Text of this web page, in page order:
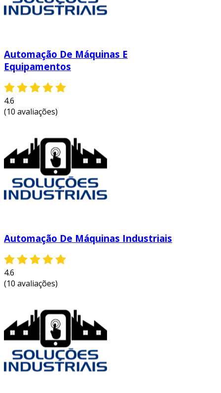
Automação De Máquinas E
Equipamentos
4.6
(10 avaliações)
Automação De Máquinas Industriais
4.6
(10 avaliações)